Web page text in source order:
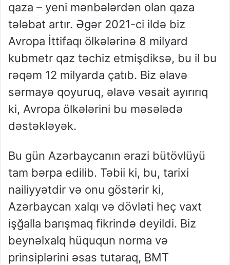
qaza – yeni mənbələrdən olan qaza
tələbat artır. Əgər 2021-ci ildə biz
Avropa İttifaqı ölkələrinə 8 milyard
kubmetr qaz təchiz etmişdiksə, bu il bu
rəqəm 12 milyarda çatıb. Biz əlavə
sərmayə qoyuruq, əlavə vəsait ayırırıq
ki, Avropa ölkələrini bu məsələdə
dəstəkləyək.
Bu gün Azərbaycanın ərazi bütövlüyü
tam bərpa edilib. Təbii ki, bu, tarixi
nailiyyətdir və onu göstərir ki,
Azərbaycan xalqı və dövləti heç vaxt
işğalla barışmaq fikrində deyildi. Biz
beynəlxalq hüququn norma və
prinsiplərini əsas tutaraq, BMT